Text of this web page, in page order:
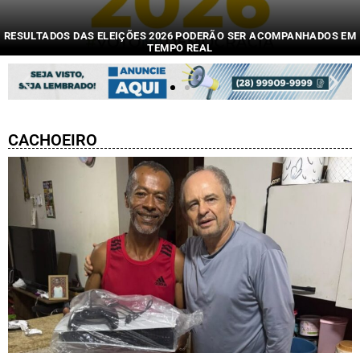
RESULTADOS DAS ELEIÇÕES 2026 PODERÃO SER ACOMPANHADOS EM
TEMPO REAL
Site....
CACHOEIRO